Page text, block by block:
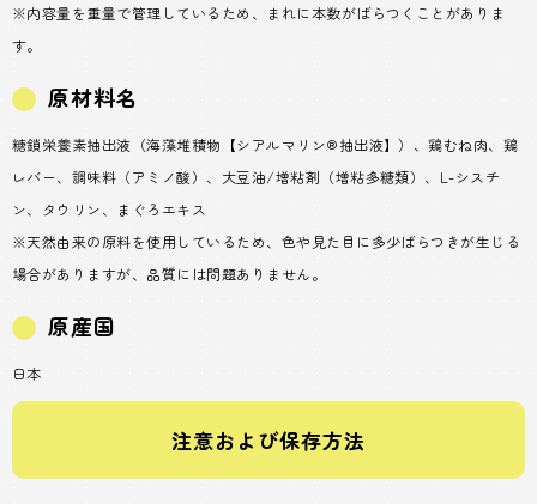
※内容量を重量で管理しているため、まれに本数がばらつくことがありま
す。
原材料名
糖鎖栄養素抽出液（海藻堆積物【シアルマリン®抽出液】）、鶏むね肉、鶏
レバー、調味料（アミノ酸）、大豆油/増粘剤（増粘多糖類）、L-シスチ
ン、タウリン、まぐろエキス
※天然由来の原料を使用しているため、色や見た目に多少ばらつきが生じる
場合がありますが、品質には問題ありません。
原産国
日本
注意および保存方法